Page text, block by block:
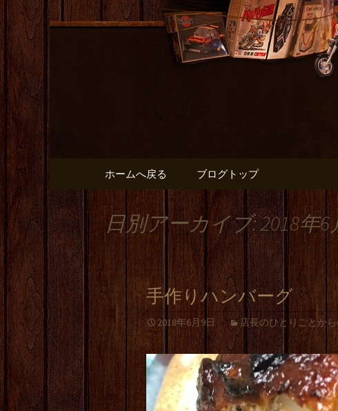
名古屋市
出張や観光に名古屋めしがお
コンテンツへ移動
ホームへ戻る ブログトップ
日別アーカイブ: 2018年6
手作りハンバーグ
2018年6月9日 店長のひとりごとか